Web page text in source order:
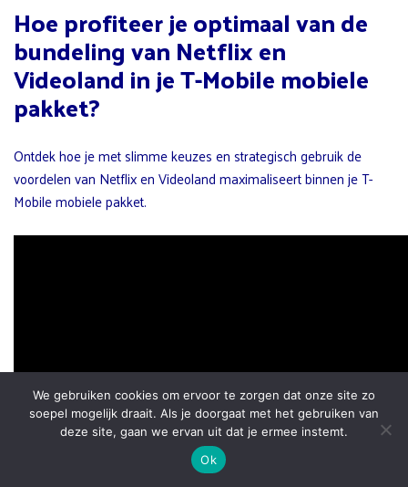
Hoe profiteer je optimaal van de
bundeling van Netflix en
Videoland in je T-Mobile mobiele
pakket?
Ontdek hoe je met slimme keuzes en strategisch gebruik de
voordelen van Netflix en Videoland maximaliseert binnen je T-
Mobile mobiele pakket.
We gebruiken cookies om ervoor te zorgen dat onze site zo
soepel mogelijk draait. Als je doorgaat met het gebruiken van
deze site, gaan we ervan uit dat je ermee instemt.
Ok